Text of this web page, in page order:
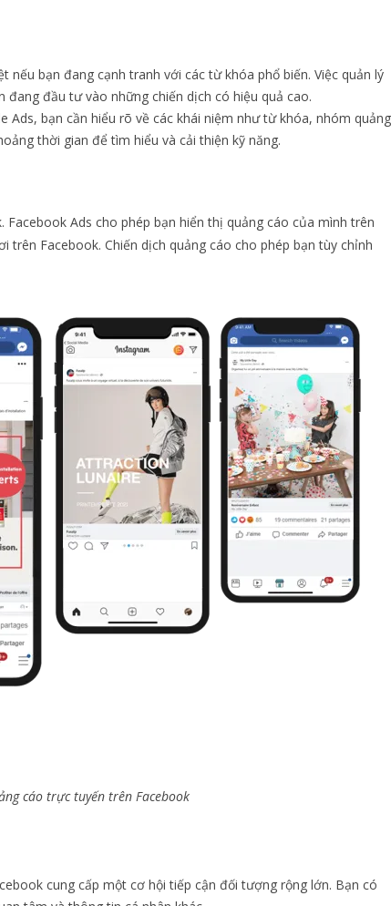
bạn đang cạnh tranh với các từ khóa phổ biến. Việc quản lý
đầu tư vào những chiến dịch có hiệu quả cao.
bạn cần hiểu rõ về các khái niệm như từ khóa, nhóm quảng
thời gian để tìm hiểu và cải thiện kỹ năng.
Ads cho phép bạn hiển thị quảng cáo của mình trên
trên Facebook. Chiến dịch quảng cáo cho phép bạn tùy chỉnh
cáo trực tuyến trên Facebook
cung cấp một cơ hội tiếp cận đối tượng rộng lớn. Bạn có